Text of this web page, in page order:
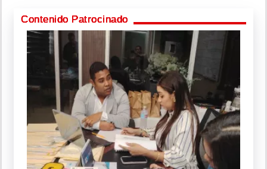
Contenido Patrocinado